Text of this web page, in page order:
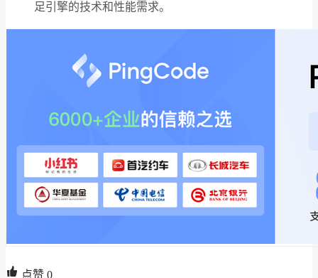
足引擎的技术和性能需求。
点赞 0